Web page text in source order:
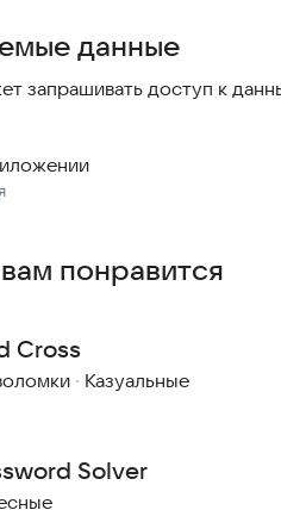
базы слов и
быть уверены в качестве
около 10 000 слов из
Collins для каждого слова.
данные
запрашивать доступ к
понравится
Cross
· Казуальные
Solver